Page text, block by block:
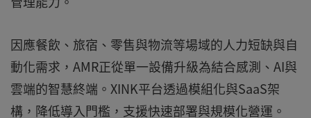
因應餐飲、旅宿、零售與物流等場域的人力短缺與自
動化需求，AMR正從單一設備升級為結合感測、AI與
雲端的智慧終端。XINK平台透過模組化與SaaS架
構，降低導入門檻，支援快速部署與規模化營運。